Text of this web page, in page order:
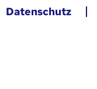
Datenschutz